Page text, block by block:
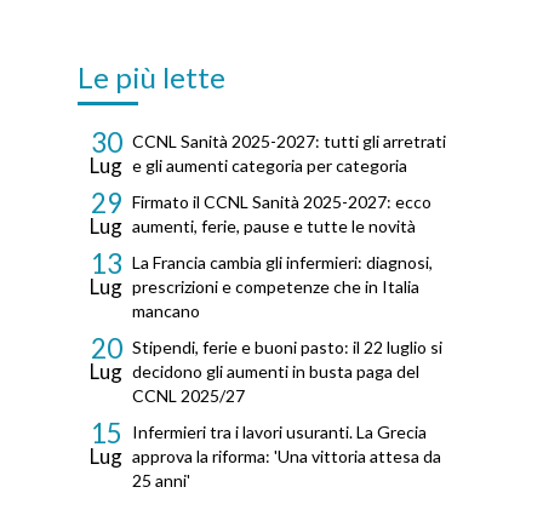
Le più lette
30
Lug
CCNL Sanità 2025-2027: tutti gli arretrati
e gli aumenti categoria per categoria
29
Lug
Firmato il CCNL Sanità 2025-2027: ecco
aumenti, ferie, pause e tutte le novità
13
Lug
La Francia cambia gli infermieri: diagnosi,
prescrizioni e competenze che in Italia
mancano
20
Lug
Stipendi, ferie e buoni pasto: il 22 luglio si
decidono gli aumenti in busta paga del
CCNL 2025/27
15
Lug
Infermieri tra i lavori usuranti. La Grecia
approva la riforma: 'Una vittoria attesa da
25 anni'